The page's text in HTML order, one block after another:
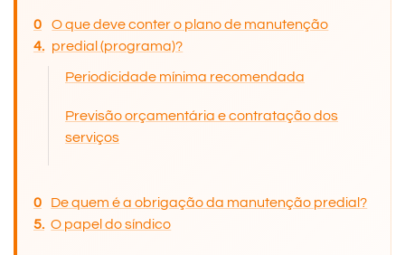
O que deve conter o plano de manutenção
predial (programa)?
Periodicidade mínima recomendada
Previsão orçamentária e contratação dos
serviços
De quem é a obrigação da manutenção predial?
O papel do síndico